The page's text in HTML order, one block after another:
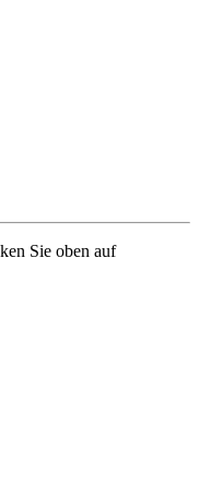
Sie oben auf